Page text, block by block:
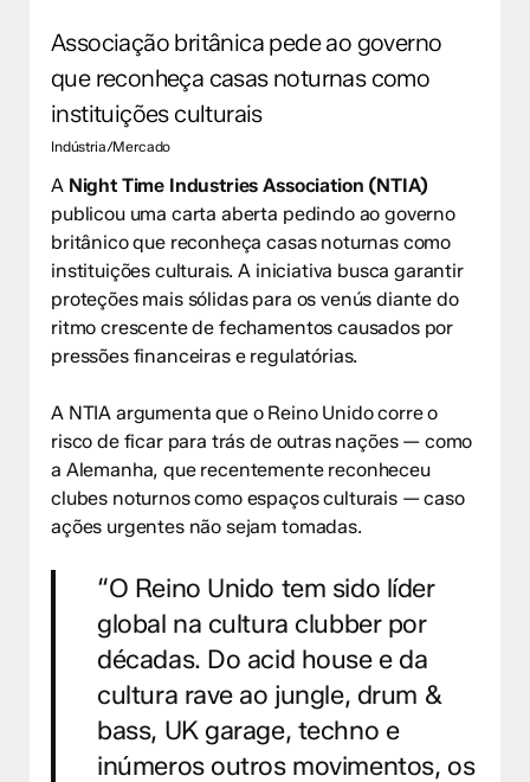
Associação britânica pede ao governo
que reconheça casas noturnas como
instituições culturais
Indústria/Mercado
A Night Time Industries Association (NTIA)
publicou uma carta aberta pedindo ao governo
britânico que reconheça casas noturnas como
instituições culturais. A iniciativa busca garantir
proteções mais sólidas para os venús diante do
ritmo crescente de fechamentos causados por
pressões financeiras e regulatórias.
A NTIA argumenta que o Reino Unido corre o
risco de ficar para trás de outras nações — como
a Alemanha, que recentemente reconheceu
clubes noturnos como espaços culturais — caso
ações urgentes não sejam tomadas.
“O Reino Unido tem sido líder
global na cultura clubber por
décadas. Do acid house e da
cultura rave ao jungle, drum &
bass, UK garage, techno e
inúmeros outros movimentos, os